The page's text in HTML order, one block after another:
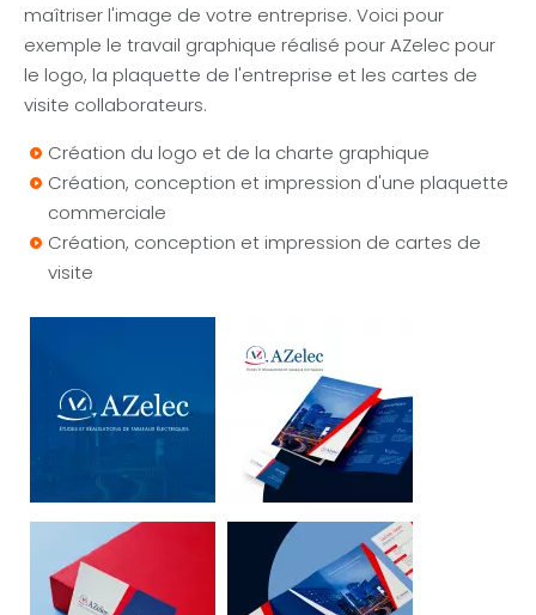
maîtriser l'image de votre entreprise. Voici pour
exemple le travail graphique réalisé pour AZelec pour
le logo, la plaquette de l'entreprise et les cartes de
visite collaborateurs.
Création du logo et de la charte graphique
Création, conception et impression d'une plaquette
commerciale
Création, conception et impression de cartes de
visite